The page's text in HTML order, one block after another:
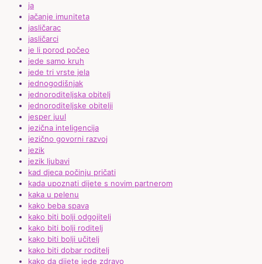
ja
jačanje imuniteta
jasličarac
jasličarci
je li porod počeo
jede samo kruh
jede tri vrste jela
jednogodišnjak
jednoroditeljska obitelj
jednoroditeljske obitelji
jesper juul
jezična inteligencija
jezično govorni razvoj
jezik
jezik ljubavi
kad djeca počinju pričati
kada upoznati dijete s novim partnerom
kaka u pelenu
kako beba spava
kako biti bolji odgojitelj
kako biti bolji roditelj
kako biti bolji učitelj
kako biti dobar roditelj
kako da dijete jede zdravo